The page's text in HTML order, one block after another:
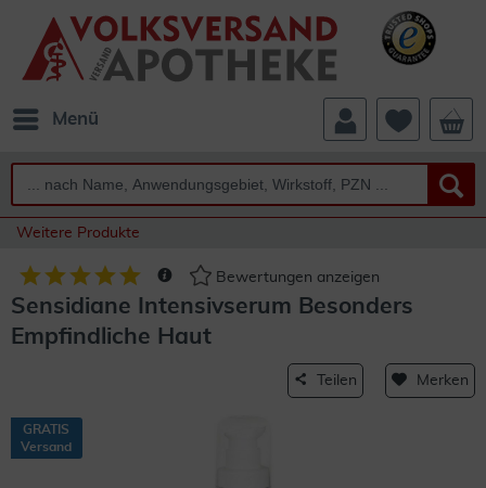
Menü
Weitere Produkte
Bewertungen anzeigen
Sensidiane Intensivserum Besonders
Empfindliche Haut
Teilen Merken
GRATIS
Versand